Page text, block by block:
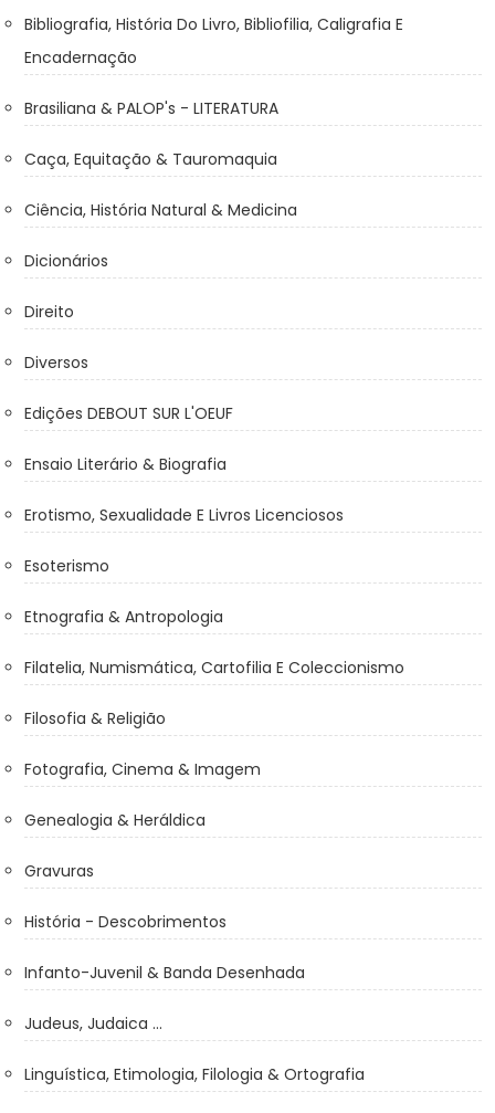
Bibliografia, História Do Livro, Bibliofilia, Caligrafia E
Encadernação
Brasiliana & PALOP's - LITERATURA
Caça, Equitação & Tauromaquia
Ciência, História Natural & Medicina
Dicionários
Direito
Diversos
Edições DEBOUT SUR L'OEUF
Ensaio Literário & Biografia
Erotismo, Sexualidade E Livros Licenciosos
Esoterismo
Etnografia & Antropologia
Filatelia, Numismática, Cartofilia E Coleccionismo
Filosofia & Religião
Fotografia, Cinema & Imagem
Genealogia & Heráldica
Gravuras
História - Descobrimentos
Infanto-Juvenil & Banda Desenhada
Judeus, Judaica ...
Linguística, Etimologia, Filologia & Ortografia